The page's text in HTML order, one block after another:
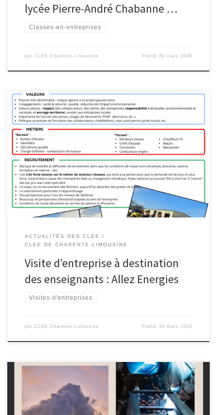
lycée Pierre-André Chabanne …
Classes-en-entreprises
par CLEE Charente-Limousine Publié30 mars 2026
ACTUALITÉS DES CLEE
CLEE DE CHARENTE-LIMOUSINE
Visite d’entreprise à destination
des enseignants : Allez Energies
Visites-d'entreprises
par CLEE Charente-Limousine Publié30 mars 2026
Le 18 mars 2026, dans le cadre des actions du Comité Local École-
Entreprise (CLEE) Chauvigny–Montmorillon, enseignants et